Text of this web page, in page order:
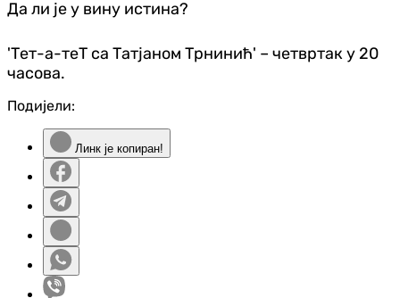
Да ли је у вину истина?
'Тет-а-теТ са Татјаном Трнинић' – четвртак у 20
часова.
Подијели:
Линк је копиран!